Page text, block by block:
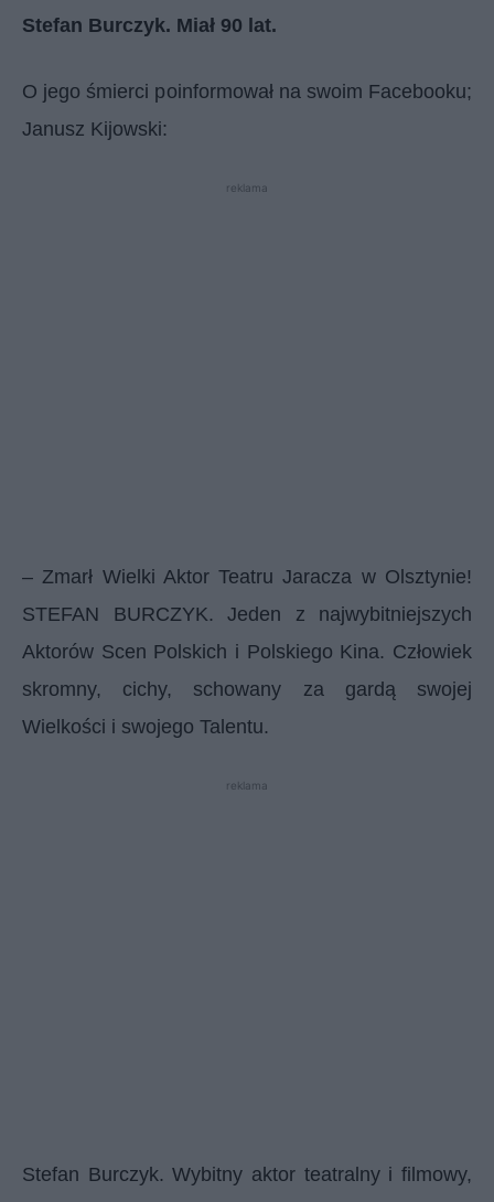
Stefan Burczyk. Miał 90 lat.
O jego śmierci poinformował na swoim Facebooku;
Janusz Kijowski:
reklama
– Zmarł Wielki Aktor Teatru Jaracza w Olsztynie!
STEFAN BURCZYK. Jeden z najwybitniejszych
Aktorów Scen Polskich i Polskiego Kina. Człowiek
skromny, cichy, schowany za gardą swojej
Wielkości i swojego Talentu.
reklama
Stefan Burczyk. Wybitny aktor teatralny i filmowy,